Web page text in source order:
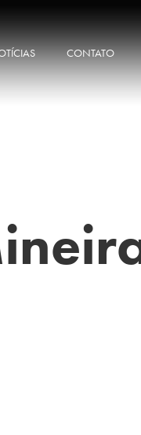
CONTATO